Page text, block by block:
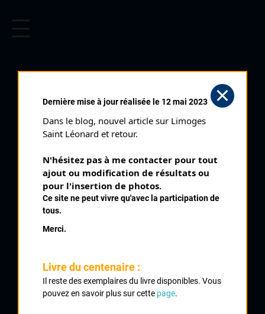
PALMARÈS
1961 , CRCL
7 Limoges Saint Léonard et retour Cadets
QUELQUES COUREURS DE LA
MÊME GÉNÉRATION
Dernière mise à jour réalisée le 12 mai 2023
Dans le blog, nouvel article sur Limoges
Saint Léonard et retour.
N'hésitez pas à me contacter pour tout
ajout ou modification de résultats ou
pour l'insertion de photos.
Ce site ne peut vivre qu'avec la participation de
tous.
Merci.
Livre du centenaire :
Il reste des exemplaires du livre disponibles. Vous
pouvez en savoir plus sur cette page.